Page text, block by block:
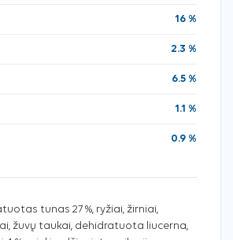
16 %
2.3 %
6.5 %
1.1 %
0.9 %
tunas 27 %, ryžiai, žirniai,
žuvų taukai, dehidratuota liucerna,